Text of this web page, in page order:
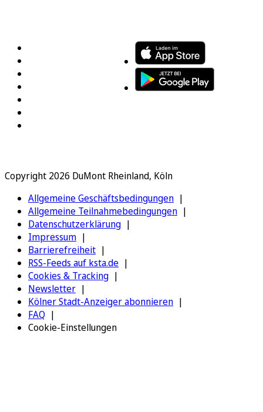
Copyright 2026 DuMont Rheinland, Köln
Allgemeine Geschäftsbedingungen
Allgemeine Teilnahmebedingungen
Datenschutzerklärung
Impressum
Barrierefreiheit
RSS-Feeds auf ksta.de
Cookies & Tracking
Newsletter
Kölner Stadt-Anzeiger abonnieren
FAQ
Cookie-Einstellungen